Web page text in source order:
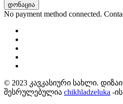
დონაცია
No payment method connected.
© 2023 კავკასიური სახლი.
შესრულებულია chikhladzeluka -